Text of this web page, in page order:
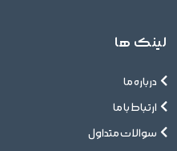
لینک ها
درباره ما
ارتباط با ما
سوالات متداول